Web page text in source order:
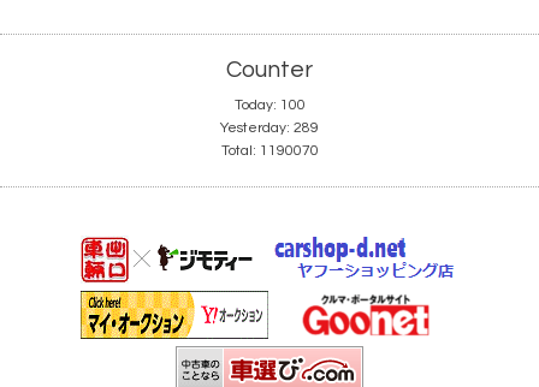
Counter
Today: 100
Yesterday: 289
Total: 1190070